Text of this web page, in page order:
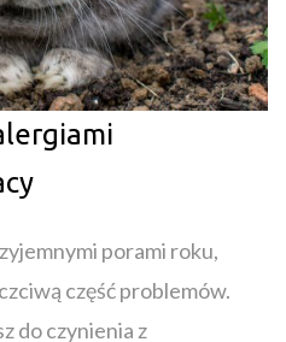
porami roku,
część problemów.
do czynienia z